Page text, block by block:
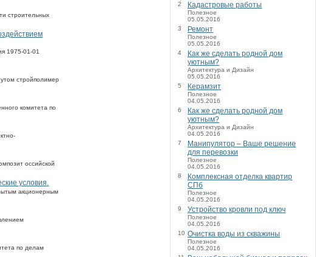
строительных
1975-01-01
стройполимер
комитета по
оссийской
условия.
акционерным
по делам
2
Кадастровые работы
Полезное
05.05.2016
3
Ремонт
Полезное
05.05.2016
4
Как же сделать родной дом
уютным?
Архитектура и Дизайн
05.05.2016
5
Керамзит
Полезное
04.05.2016
6
Как же сделать родной дом
уютным?
Архитектура и Дизайн
04.05.2016
7
Манипулятор – Ваше решение
для перевозки
Полезное
04.05.2016
8
Комплексная отделка квартир
СПб
Полезное
04.05.2016
9
Устройство кровли под ключ
Полезное
04.05.2016
10 Очистка воды из скважины
Полезное
04.05.2016